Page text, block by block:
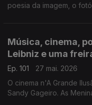
poesia da imagem, o
Música, cinema,
Leibniz e uma
Ep. 101
27 mai. 2026
O cinema n'A Grande
Sandy Gageiro. As